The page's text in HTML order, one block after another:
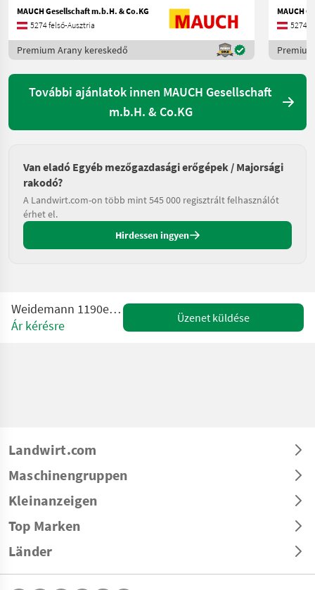
MAUCH Gesellschaft m.b.H. & Co.KG
5274 felső-Ausztria
Premium Arany kereskedő
MAUCH
5274
További ajánlatok innen MAUCH Gesellschaft
m.b.H. & Co.KG
Van eladó Egyéb mezőgazdasági erőgépek / Majorsági
rakodó?
A Landwirt.com-on több mint 545 000 regisztrált felhasználót
érhet el.
Hirdessen ingyen
Weidemann 1190e Elektro Hoflader
Ár kérésre
Üzenet küldése
Landwirt.com
Maschinengruppen
Kleinanzeigen
Top Marken
Länder